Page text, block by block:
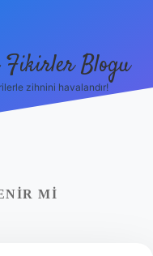
Fikirler Blogu
zihnini havalandır!
MI